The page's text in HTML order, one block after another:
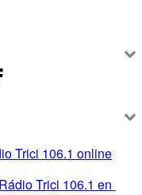
Trici 106.1 online
Trici 106.1 en